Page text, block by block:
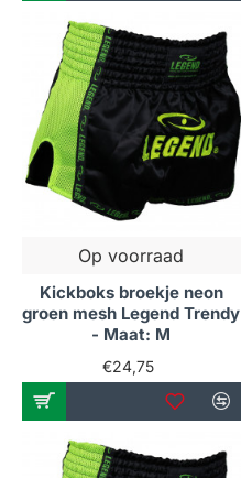
Op voorraad
Kickboks broekje neon
groen mesh Legend Trendy
- Maat: M
€24,75